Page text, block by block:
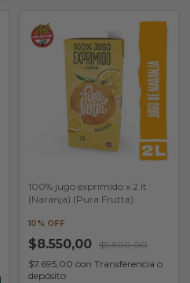
100% jugo exprimido x 2 lt
(Naranja) (Pura Frutta)
10% OFF
$8.550,00 $9.500,00
$7.695,00 con Transferencia o
depósito